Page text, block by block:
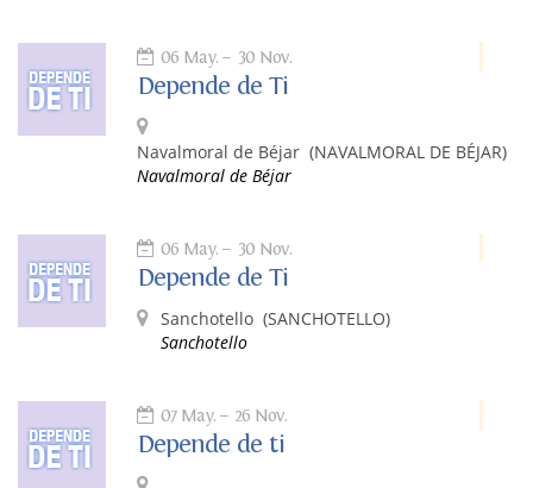
06 May. 30 Nov.
Depende de Ti
Navalmoral de Béjar (NAVALMORAL DE BÉJAR)
Navalmoral de Béjar
06 May. 30 Nov.
Depende de Ti
Sanchotello (SANCHOTELLO)
Sanchotello
07 May. 26 Nov.
Depende de ti